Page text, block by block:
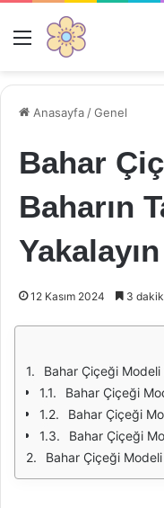
Menü
Anasayfa /Genel
Bahar
Baharın
Yakalayın
12 Kasım 2024 3
Bahar Çiçeği Modeli
Bahar Çiçeği
Bahar Çiçeği
Bahar Çiçeği
Bahar Çiçeği Modeli